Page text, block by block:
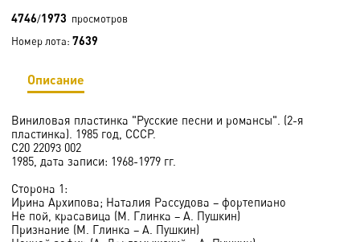
4746/1973 просмотров
Номер лота: 7639
Описание
Виниловая пластинка "Русские песни и романсы". (2-я
пластинка). 1985 год, СССР.
С20 22093 002
1985, дата записи: 1968-1979 гг.
Сторона 1:
Ирина Архипова; Наталия Рассудова – фортепиано
Не пой, красавица (М. Глинка – А. Пушкин)
Признание (М. Глинка – А. Пушкин)